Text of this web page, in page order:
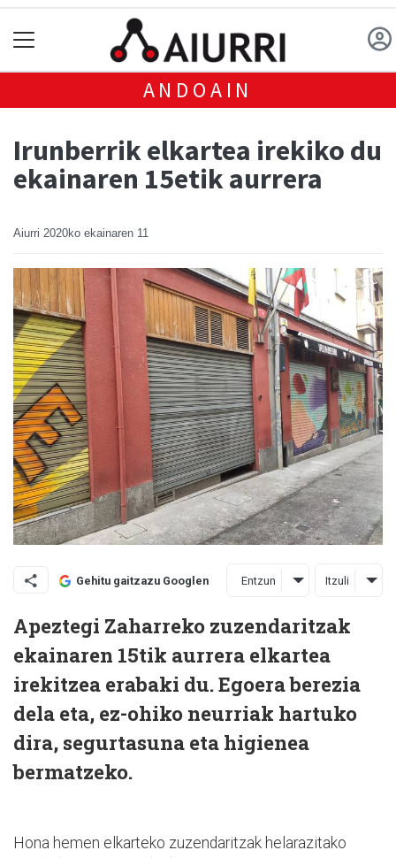
ANDOAIN
Irunberrik elkartea irekiko du
ekainaren 15etik aurrera
Aiurri 2020ko ekainaren 11
Gehitu gaitzazu Googlen Entzun Itzuli
Apeztegi Zaharreko zuzendaritzak
ekainaren 15tik aurrera elkartea
irekitzea erabaki du. Egoera berezia
dela eta, ez-ohiko neurriak hartuko
dira, segurtasuna eta higienea
bermatzeko.
Hona hemen elkarteko zuzendaritzak helarazitako